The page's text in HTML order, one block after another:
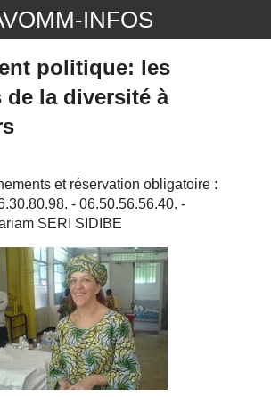
INFOS
politique: les
de la diversité à
et réservation obligatoire :
- 06.50.56.56.40. -
SERI SIDIBE